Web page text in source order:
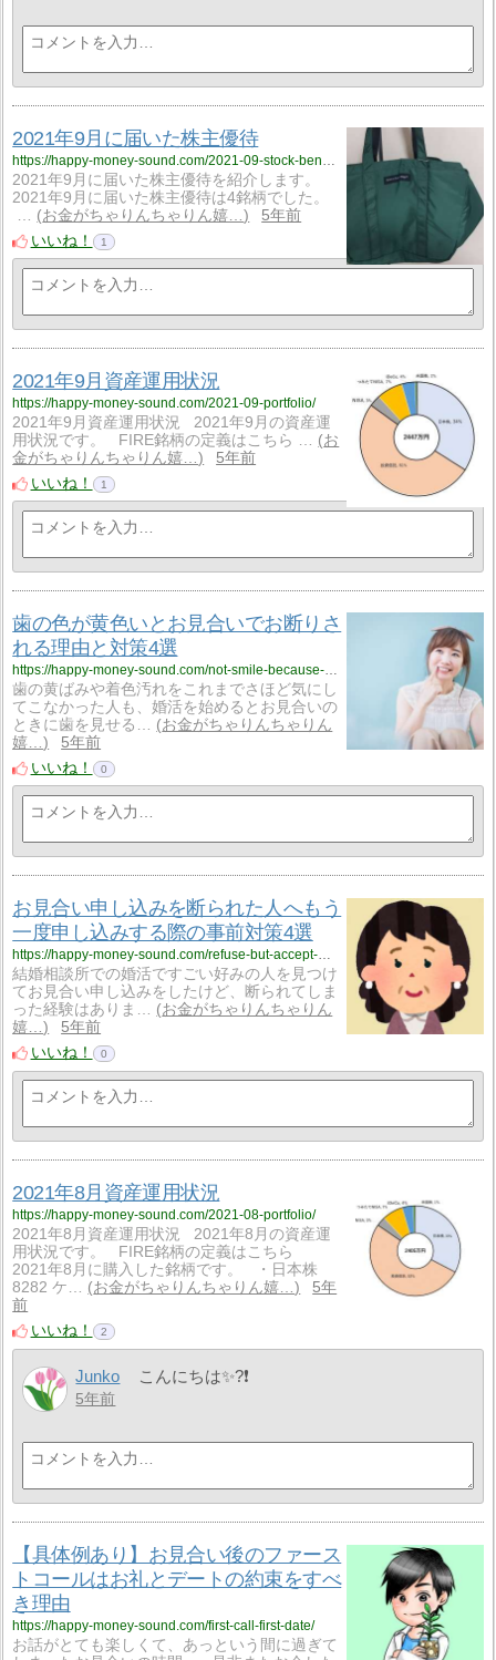
2021年9月に届いた株主優待
https://happy-money-sound.com/2021-09-stock-benefits/
2021年9月に届いた株主優待を紹介します。
2021年9月に届いた株主優待は4銘柄でした。
…
お金がちゃりんちゃりん嬉…
5年前
いいね！
1
2021年9月資産運用状況
https://happy-money-sound.com/2021-09-portfolio/
2021年9月資産運用状況 2021年9月の資産運
用状況です。 FIRE銘柄の定義はこちら …
お
金がちゃりんちゃりん嬉…
5年前
いいね！
1
歯の色が黄色いとお見合いでお断りさ
れる理由と対策4選
https://happy-money-sound.com/not-smile-because-of-teeth-yellow/
歯の黄ばみや着色汚れをこれまでさほど気にし
てこなかった人も、婚活を始めるとお見合いの
ときに歯を見せる…
お金がちゃりんちゃりん
嬉…
5年前
いいね！
0
お見合い申し込みを断られた人へもう
一度申し込みする際の事前対策4選
https://happy-money-sound.com/refuse-but-accept-marriage-interview/
結婚相談所での婚活ですごい好みの人を見つけ
てお見合い申し込みをしたけど、断られてしま
った経験はありま…
お金がちゃりんちゃりん
嬉…
5年前
いいね！
0
2021年8月資産運用状況
https://happy-money-sound.com/2021-08-portfolio/
2021年8月資産運用状況 2021年8月の資産運
用状況です。 FIRE銘柄の定義はこちら
2021年8月に購入した銘柄です。 ・日本株
8282 ケ…
お金がちゃりんちゃりん嬉…
5年
前
いいね！
2
Junko こんにちは✨?❗
5年前
【具体例あり】お見合い後のファース
トコールはお礼とデートの約束をすべ
き理由
https://happy-money-sound.com/first-call-first-date/
お話がとても楽しくて、あっという間に過ぎて